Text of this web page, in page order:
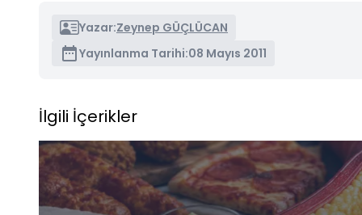
Yazar:Zeynep GÜÇLÜCAN
Yayınlanma Tarihi:08 Mayıs 2011
İlgili İçerikler